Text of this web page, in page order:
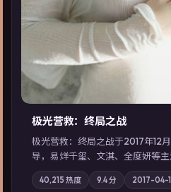
极光营救：终局之战
极光营救：终局之战于2017年12
导，易烊千玺、文淇、全度妍等
一场意外将众人卷入不可撤回的
气质；站内亦可通过「国产免费
40,215 热度 9.4分 2017-04-